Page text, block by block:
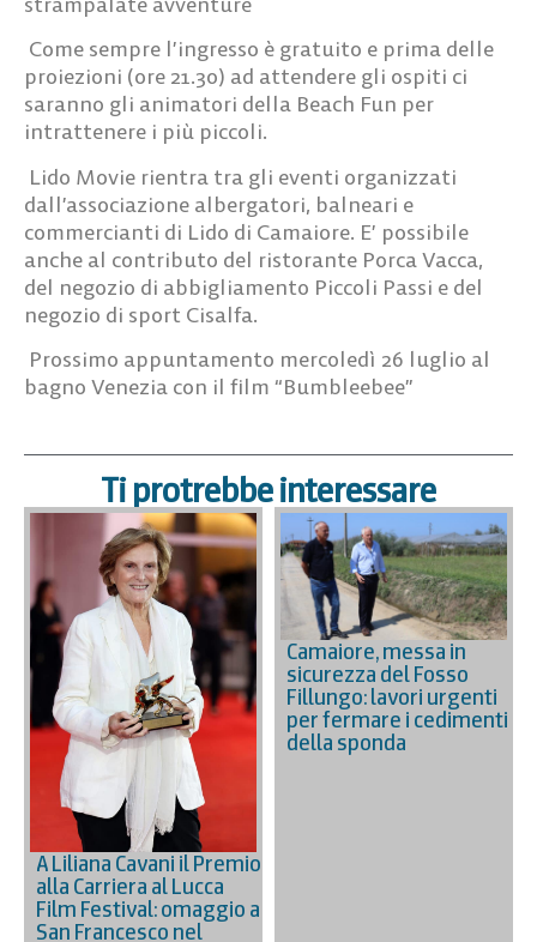
Come sempre l’ingresso è gratuito e prima delle
proiezioni (ore 21.30) ad attendere gli ospiti ci
saranno gli animatori della Beach Fun per
intrattenere i più piccoli.
Lido Movie rientra tra gli eventi organizzati
dall’associazione albergatori, balneari e
commercianti di Lido di Camaiore. E’ possibile
anche al contributo del ristorante Porca Vacca,
del negozio di abbigliamento Piccoli Passi e del
negozio di sport Cisalfa.
Prossimo appuntamento mercoledì 26 luglio al
bagno Venezia con il film “Bumbleebee”
Ti protrebbe interessare
A Liliana Cavani il Premio
alla Carriera al Lucca
Film Festival: omaggio a
San Francesco nel
Camaiore, messa in
sicurezza del Fosso
Fillungo: lavori urgenti
per fermare i cedimenti
della sponda